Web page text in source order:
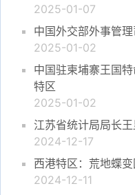
2025-01-07
中国外交部外事管
2025-01-02
中国驻柬埔寨王国
特区
2025-01-02
江苏省统计局局长
2024-12-17
西港特区：荒地蝶
2024-12-11